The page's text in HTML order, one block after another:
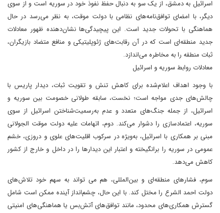
اسرائیل به دمشق، از یک سو به دنبال حفظ نفوذ خود در سوریه است و از سوی
دیگر، با امضای توافق‌نامه‌های نظامی با دولت موقت، به نظر می‌رسد در حال
هماهنگی با تحولات جدید است. این پیچیدگی‌ها نشان‌دهنده ظهور معادلات
جدید منطقه‌ای است که در آن رقابت‌های ژئوپلیتیکی و منافع متضاد بازیگران،
ثبات منطقه را به مخاطره می‌اندازد.
معادلات روابط سوریه و اسرائیل
با وجود اهداف اعلام‌شده برای کاهش تنش و تقویت ثبات، دیدار پاریس با
چالش‌های جدی مواجه است؛ نخست، سابقه طولانی خصومت بین سوریه و
اسرائیل، از جمله جنگ‌های متعدد و عدم به‌رسمیت‌شناختن اسرائیل از سوی
سوریه، اعتمادسازی را دشوار می‌کند. دوم، اتهامات علیه دولت موقت الجولانی
مبنی بر همکاری با اسرائیل، به‌ویژه در سرکوب اقلیت‌های علوی و دروزی، خشم
عمومی در سوریه را برانگیخته و اعتبار این دیدارها را در داخل و خارج از کشور
کاهش می‌دهد.
سوم، فشارهای منطقه‌ای و بین‌المللی، هم می تواند به سهم خود تلاش‌های
دولت احمد الشرع را مختل کند. با این حال، چشم‌انداز آینده ممکن است شامل
گسترش همکاری‌های محدود، مانند توافق‌های آتش‌بس یا هماهنگی‌های امنیتی